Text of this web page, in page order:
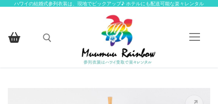
コ
ハワイの結婚式参列衣装は、現地でピックアップ♪ ホテルにも配送可能な楽々レンタル